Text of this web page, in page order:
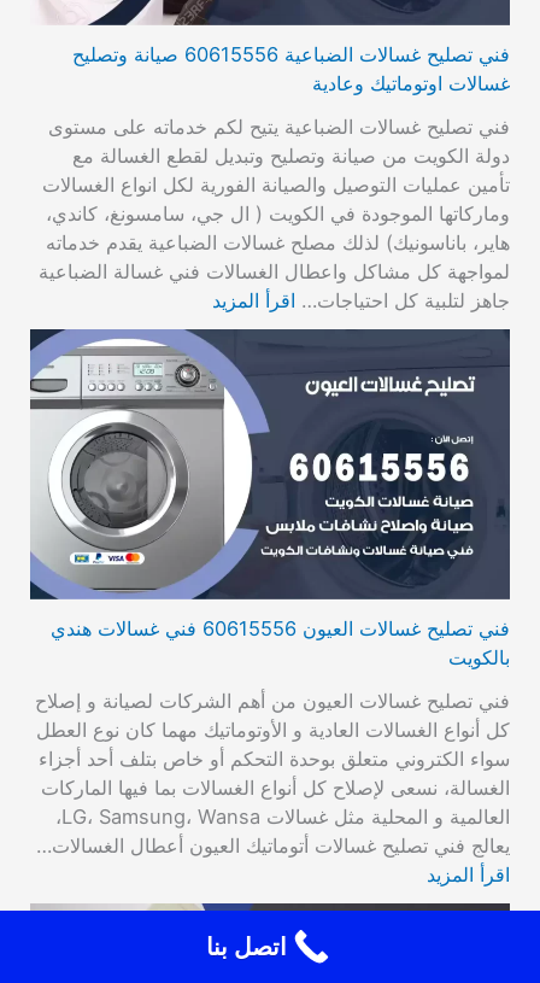
فني تصليح غسالات الضباعية 60615556 صيانة وتصليح
غسالات اوتوماتيك وعادية
فني تصليح غسالات الضباعية يتيح لكم خدماته على مستوى
دولة الكويت من صيانة وتصليح وتبديل لقطع الغسالة مع
تأمين عمليات التوصيل والصيانة الفورية لكل انواع الغسالات
وماركاتها الموجودة في الكويت ( ال جي، سامسونغ، كاندي،
هاير، باناسونيك) لذلك مصلح غسالات الضباعية يقدم خدماته
لمواجهة كل مشاكل واعطال الغسالات فني غسالة الضباعية
جاهز لتلبية كل احتياجات… اقرأ المزيد
فني تصليح غسالات العيون 60615556 فني غسالات هندي
بالكويت
فني تصليح غسالات العيون من أهم الشركات لصيانة و إصلاح
كل أنواع الغسالات العادية و الأوتوماتيك مهما كان نوع العطل
سواء الكتروني متعلق بوحدة التحكم أو خاص بتلف أحد أجزاء
الغسالة، نسعى لإصلاح كل أنواع الغسالات بما فيها الماركات
العالمية و المحلية مثل غسالات LG، Samsung، Wansa،
يعالج فني تصليح غسالات أتوماتيك العيون أعطال الغسالات…
اقرأ المزيد
اتصل بنا